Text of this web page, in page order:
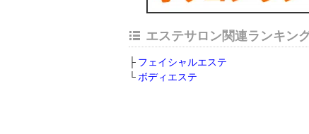
エステサロン関連ランキン
フェイシャルエステ
ボディエステ